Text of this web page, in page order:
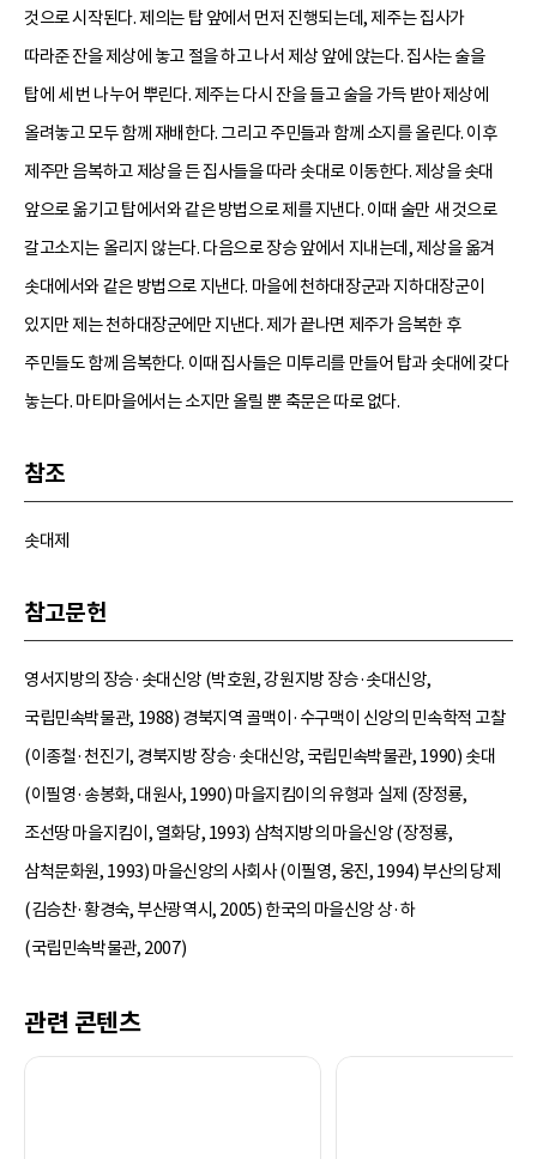
것으로 시작된다. 제의는 탑 앞에서 먼저 진행되는데, 제주는 집사가
따라준 잔을 제상에 놓고 절을 하고 나서 제상 앞에 앉는다. 집사는 술을
탑에 세 번 나누어 뿌린다. 제주는 다시 잔을 들고 술을 가득 받아 제상에
올려놓고 모두 함께 재배한다. 그리고 주민들과 함께 소지를 올린다. 이후
제주만 음복하고 제상을 든 집사들을 따라 솟대로 이동한다. 제상을 솟대
앞으로 옮기고 탑에서와 같은 방법으로 제를 지낸다. 이때 술만 새 것으로
갈고소지는 올리지 않는다. 다음으로 장승 앞에서 지내는데, 제상을 옮겨
솟대에서와 같은 방법으로 지낸다. 마을에 천하대장군과 지하대장군이
있지만 제는 천하대장군에만 지낸다. 제가 끝나면 제주가 음복한 후
주민들도 함께 음복한다. 이때 집사들은 미투리를 만들어 탑과 솟대에 갖다
놓는다. 마티마을에서는 소지만 올릴 뿐 축문은 따로 없다.
참조
솟대제
참고문헌
영서지방의 장승·솟대신앙 (박호원, 강원지방 장승·솟대신앙,
국립민속박물관, 1988) 경북지역 골맥이·수구맥이 신앙의 민속학적 고찰
(이종철·천진기, 경북지방 장승·솟대신앙, 국립민속박물관, 1990) 솟대
(이필영·송봉화, 대원사, 1990) 마을지킴이의 유형과 실제 (장정룡,
조선땅 마을지킴이, 열화당, 1993) 삼척지방의 마을신앙 (장정룡,
삼척문화원, 1993) 마을신앙의 사회사 (이필영, 웅진, 1994) 부산의 당제
(김승찬·황경숙, 부산광역시, 2005) 한국의 마을신앙 상·하
(국립민속박물관, 2007)
관련 콘텐츠